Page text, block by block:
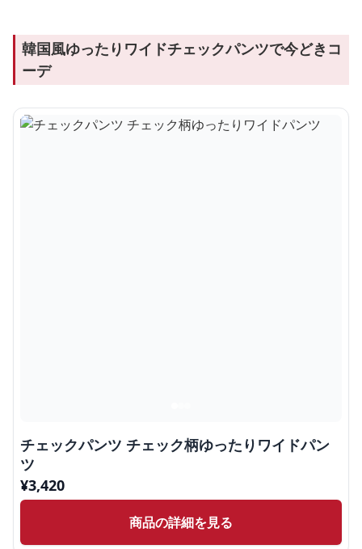
韓国風ゆったりワイドチェックパンツで今どきコ
ーデ
チェックパンツ チェック柄ゆったりワイドパン
ツ
¥3,420
商品の詳細を見る